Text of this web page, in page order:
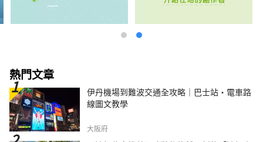
熱門文章
伊丹機場到難波交通全攻略｜巴士站・電車路
線圖文教學
大阪府